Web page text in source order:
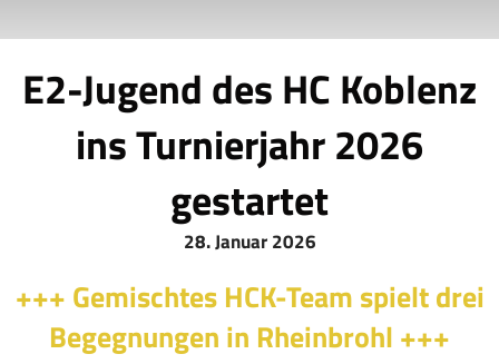
E2-Jugend des HC Koblenz
ins Turnierjahr 2026
gestartet
28. Januar 2026
+++ Gemischtes HCK-Team spielt drei
Begegnungen in Rheinbrohl +++